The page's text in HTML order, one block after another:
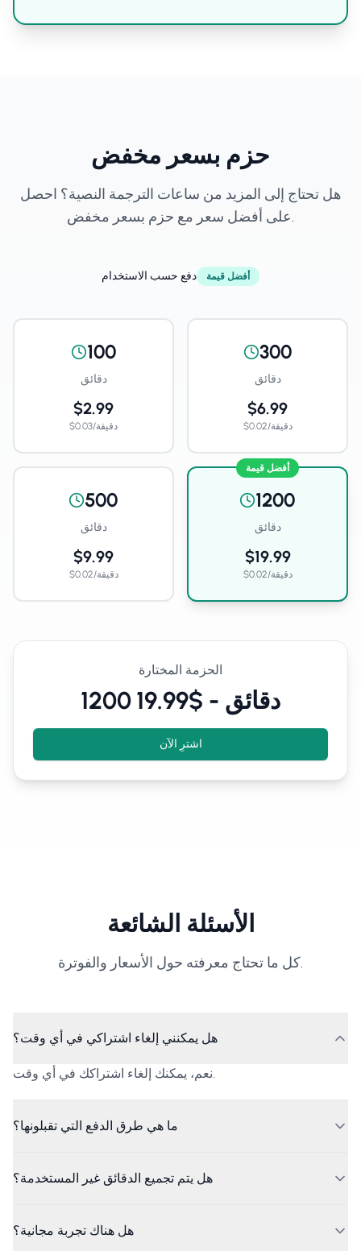
حزم بسعر مخفض
هل تحتاج إلى المزيد من ساعات الترجمة النصية؟ احصل
على أفضل سعر مع حزم بسعر مخفض.
دفع حسب الاستخدام أفضل قيمة
100
دقائق
$2.99
$0.03/دقيقة
300
دقائق
$6.99
$0.02/دقيقة
500
دقائق
$9.99
$0.02/دقيقة
أفضل قيمة
1200
دقائق
$19.99
$0.02/دقيقة
الحزمة المختارة
1200 دقائق -
$19.99
اشترِ الآن
الأسئلة الشائعة
كل ما تحتاج معرفته حول الأسعار والفوترة.
هل يمكنني إلغاء اشتراكي في أي وقت؟
نعم، يمكنك إلغاء اشتراكك في أي وقت.
ما هي طرق الدفع التي تقبلونها؟
هل يتم تجميع الدقائق غير المستخدمة؟
هل هناك تجربة مجانية؟